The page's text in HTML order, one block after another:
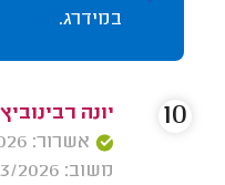
במידרג.
יונה
אשרור: 05/07/2026
משוב: 09/03/2026
10